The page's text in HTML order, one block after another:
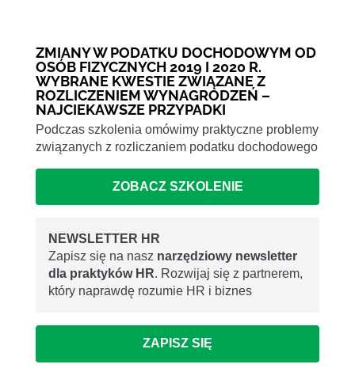
ZMIANY W PODATKU DOCHODOWYM OD
OSÓB FIZYCZNYCH 2019 I 2020 R.
WYBRANE KWESTIE ZWIĄZANE Z
ROZLICZENIEM WYNAGRODZEŃ –
NAJCIEKAWSZE PRZYPADKI
Podczas szkolenia omówimy praktyczne problemy
związanych z rozliczaniem podatku dochodowego
ZOBACZ SZKOLENIE
NEWSLETTER HR
Zapisz się na nasz narzędziowy newsletter
dla praktyków HR. Rozwijaj się z partnerem,
który naprawdę rozumie HR i biznes
ZAPISZ SIĘ